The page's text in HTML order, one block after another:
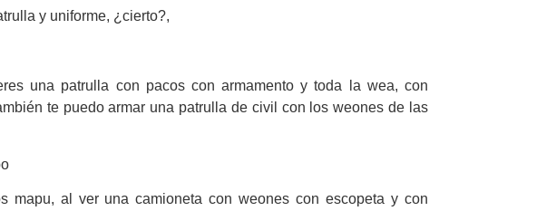
y uniforme, ¿cierto?,
una patrulla con pacos con armamento y toda la wea, con
te puedo armar una patrulla de civil con los weones de las
mapu, al ver una camioneta con weones con escopeta y con